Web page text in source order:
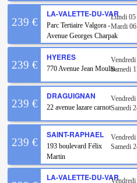
239 €
LA-VALETTE-DU-VAR
Parc Tertiaire Valgora -
Avenue Georges Charpak
Lundi 05
Mardi
239 €
HYERES
770 Avenue Jean MoulinSamedi
239 €
DRAGUIGNAN
22 avenue lazare carnotSamedi
239 €
SAINT-RAPHAEL
193 boulevard Félix
Martin
Samedi
LA-VALETTE-DU-VAR